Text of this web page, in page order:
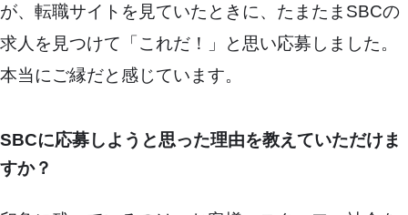
が、転職サイトを見ていたときに、たまたまSBCの
求人を見つけて「これだ！」と思い応募しました。
本当にご縁だと感じています。
SBCに応募しようと思った理由を教えていただけま
すか？